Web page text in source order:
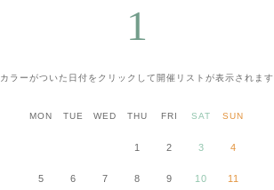
1
カラーがついた日付をクリックして 開催リストが表示されます
MON TUE WED THU FRI SAT SUN
1 2 3 4
5 6 7 8 9 10 11